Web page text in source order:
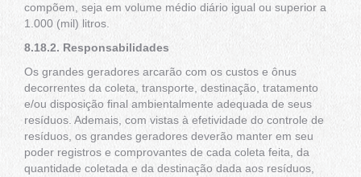
compõem, seja em volume médio diário igual ou superior a
1.000 (mil) litros.
8.18.2. Responsabilidades
Os grandes geradores arcarão com os custos e ônus
decorrentes da coleta, transporte, destinação, tratamento
e/ou disposição final ambientalmente adequada de seus
resíduos. Ademais, com vistas à efetividade do controle de
resíduos, os grandes geradores deverão manter em seu
poder registros e comprovantes de cada coleta feita, da
quantidade coletada e da destinação dada aos resíduos,